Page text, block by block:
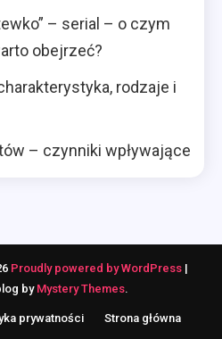
– serial – o czym
obejrzeć?
rodzaje i
– czynniki wpływające
Proudly powered by WordPress |
by Mystery Themes.
prywatności Strona główna